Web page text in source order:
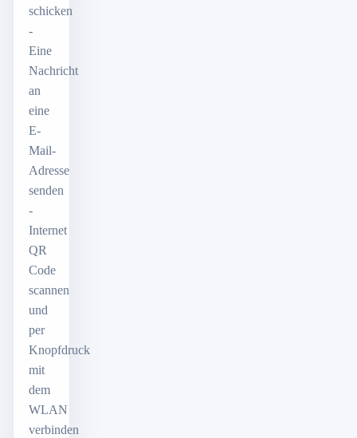
schicken
-
Eine
Nachricht
an
eine
E-
Mail-
Adresse
senden
-
Internet
QR
Code
scannen
und
per
Knopfdruck
mit
dem
WLAN
verbinden